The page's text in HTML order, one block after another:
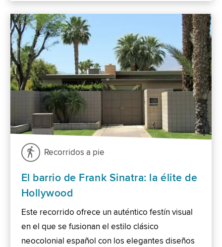
Recorridos a pie
El barrio de Frank Sinatra: la élite de
Hollywood
Este recorrido ofrece un auténtico festín visual
en el que se fusionan el estilo clásico
neocolonial español con los elegantes diseños